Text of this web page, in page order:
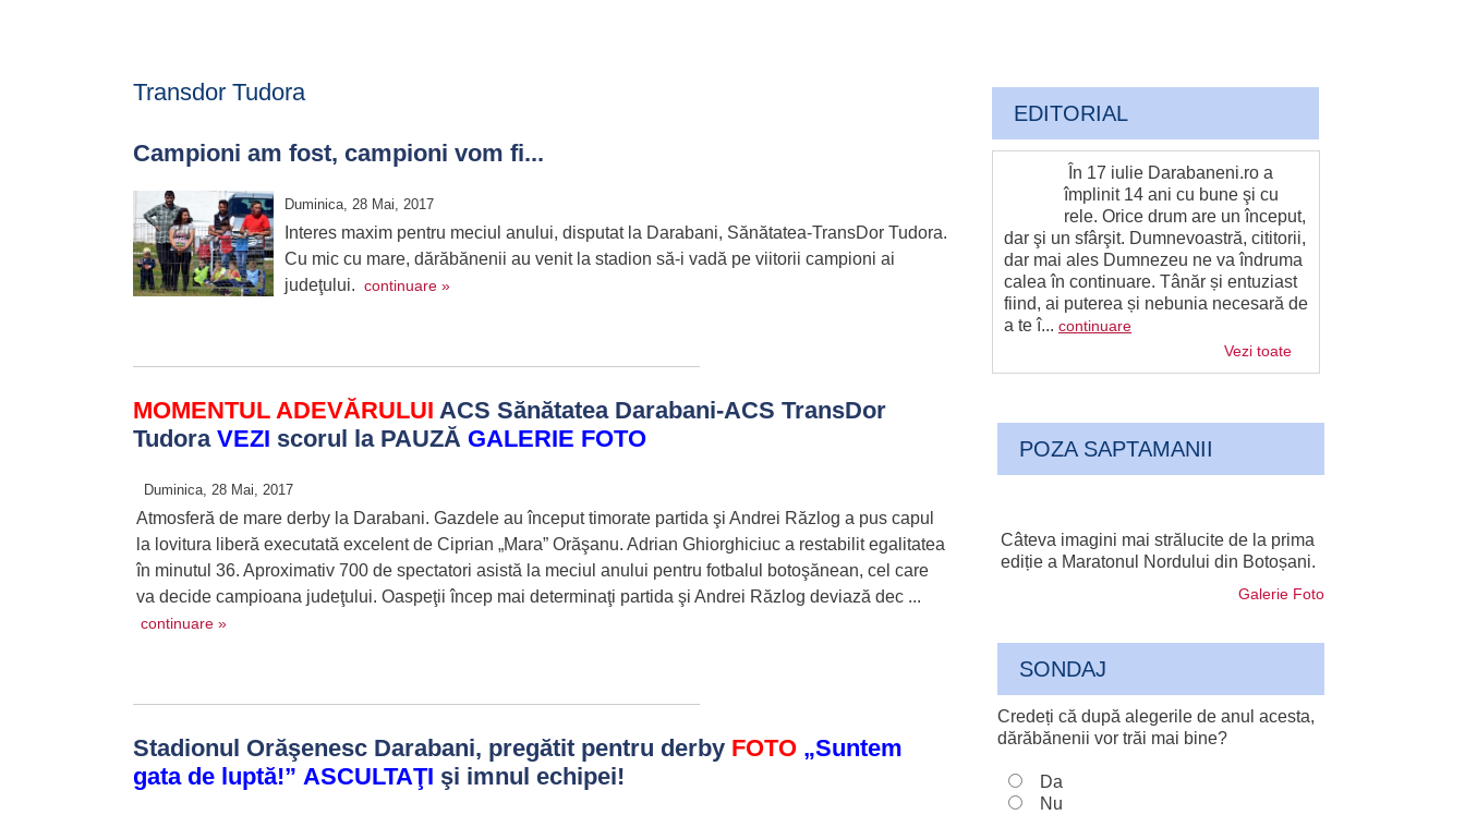
Transdor Tudora
Campioni am fost, campioni vom fi...
Duminica, 28 Mai, 2017
Interes maxim pentru meciul anului, disputat la Darabani, Sănătatea-TransDor Tudora.
Cu mic cu mare, dărăbănenii au venit la stadion să-i vadă pe viitorii campioni ai
judeţului. continuare »
MOMENTUL ADEVĂRULUI ACS Sănătatea Darabani-ACS TransDor
Tudora VEZI scorul la PAUZĂ GALERIE FOTO
Duminica, 28 Mai, 2017
Atmosferă de mare derby la Darabani. Gazdele au început timorate partida şi Andrei Răzlog a pus capul
la lovitura liberă executată excelent de Ciprian „Mara” Orăşanu. Adrian Ghiorghiciuc a restabilit egalitatea
în minutul 36. Aproximativ 700 de spectatori asistă la meciul anului pentru fotbalul botoşănean, cel care
va decide campioana judeţului. Oaspeţii încep mai determinaţi partida şi Andrei Răzlog deviază dec ...
continuare »
Stadionul Orăşenesc Darabani, pregătit pentru derby FOTO „Suntem
gata de luptă!” ASCULTAŢI şi imnul echipei!
EDITORIAL
În 17 iulie Darabaneni.ro a
împlinit 14 ani cu bune şi cu
rele. Orice drum are un început,
dar şi un sfârşit. Dumnevoastră, cititorii,
dar mai ales Dumnezeu ne va îndruma
calea în continuare. Tânăr și entuziast
fiind, ai puterea și nebunia necesară de
a te î... continuare
Vezi toate
POZA SAPTAMANII
Câteva imagini mai strălucite de la prima
ediție a Maratonul Nordului din Botoșani.
Galerie Foto
SONDAJ
Credeți că după alegerile de anul acesta,
dărăbănenii vor trăi mai bine?
Da
Nu